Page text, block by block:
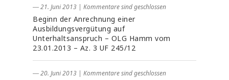
― 21. Juni 2013 | Kommentare sind geschlossen
Beginn der Anrechnung einer
Ausbildungsvergütung auf
Unterhaltsanspruch – OLG Hamm vom
23.01.2013 – Az. 3 UF 245/12
― 20. Juni 2013 | Kommentare sind geschlossen